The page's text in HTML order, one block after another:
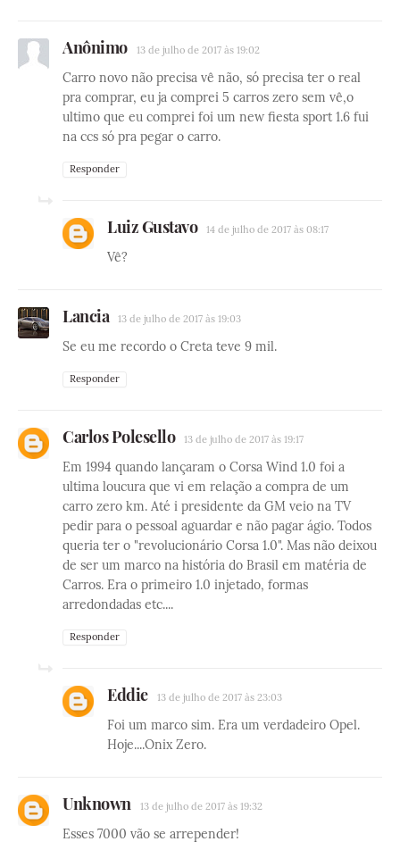
Anônimo 13 de julho de 2017 às 19:02
Carro novo não precisa vê não, só precisa ter o real
pra comprar, eu ja comprei 5 carros zero sem vê,o
ultimo que eu comprei foi um new fiesta sport 1.6 fui
na ccs só pra pegar o carro.
Responder
Luiz Gustavo 14 de julho de 2017 às 08:17
Vê?
Lancia 13 de julho de 2017 às 19:03
Se eu me recordo o Creta teve 9 mil.
Responder
Carlos Polesello 13 de julho de 2017 às 19:17
Em 1994 quando lançaram o Corsa Wind 1.0 foi a
ultima loucura que vi em relação a compra de um
carro zero km. Até i presidente da GM veio na TV
pedir para o pessoal aguardar e não pagar ágio. Todos
queria ter o "revolucionário Corsa 1.0". Mas não deixou
de ser um marco na história do Brasil em matéria de
Carros. Era o primeiro 1.0 injetado, formas
arredondadas etc....
Responder
Eddie 13 de julho de 2017 às 23:03
Foi um marco sim. Era um verdadeiro Opel.
Hoje....Onix Zero.
Unknown 13 de julho de 2017 às 19:32
Esses 7000 vão se arrepender!